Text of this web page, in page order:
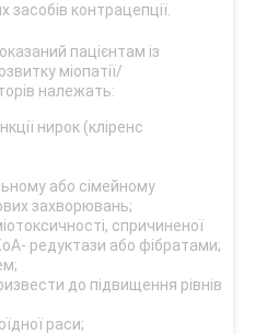
засобів контрацепції.
пацієнтам із
міопатії/
належать:
нирок (кліренс
або сімейному
захворювань;
спричиненої
редуктази або фібратами;
до підвищення рівнів
раси;